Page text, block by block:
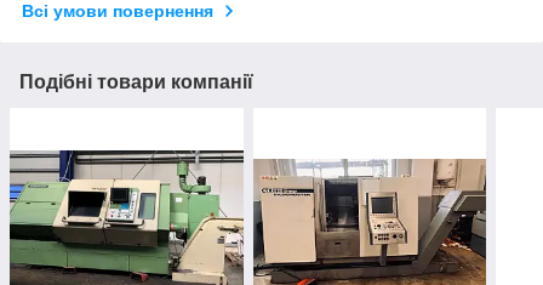
Всі умови повернення
Подібні товари компанії